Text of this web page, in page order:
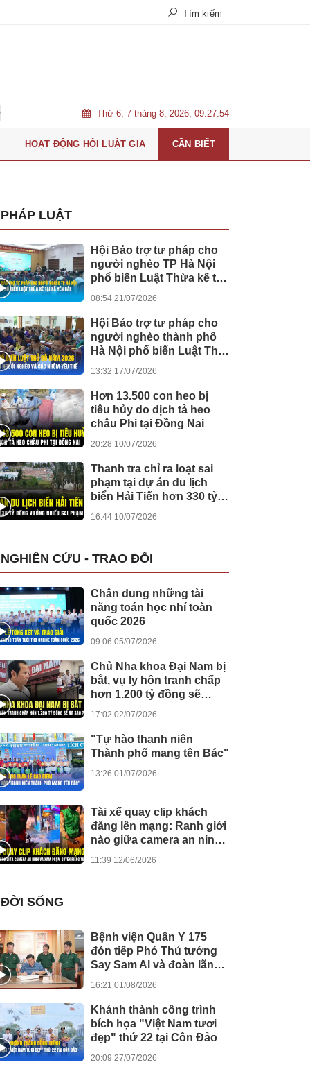
Tìm kiếm
miễn phí cho người dân Chân dung Tân Tổng Biên tập Tạp
Thứ 6, 7 tháng 8, 2026, 09:27:56
HOẠT ĐỘNG HỘI LUẬT GIA CẦN BIẾT
PHÁP LUẬT
Hội Bảo trợ tư pháp cho
người nghèo TP Hà Nội
phổ biến Luật Thừa kế tại
08:54 21/07/2026
Hội Bảo trợ tư pháp cho
người nghèo thành phố
Hà Nội phổ biến Luật Thủ
13:32 17/07/2026
Hơn 13.500 con heo bị
tiêu hủy do dịch tả heo
châu Phi tại Đồng Nai
20:28 10/07/2026
Thanh tra chỉ ra loạt sai
phạm tại dự án du lịch
biển Hải Tiến hơn 330 tỷ
16:44 10/07/2026
NGHIÊN CỨU - TRAO ĐỔI
Chân dung những tài
năng toán học nhí toàn
quốc 2026
09:06 05/07/2026
Chủ Nha khoa Đại Nam bị
bắt, vụ ly hôn tranh chấp
hơn 1.200 tỷ đồng sẽ
17:02 02/07/2026
"Tự hào thanh niên
Thành phố mang tên Bác"
13:26 01/07/2026
Tài xế quay clip khách
đăng lên mạng: Ranh giới
nào giữa camera an ninh
11:39 12/06/2026
ĐỜI SỐNG
Bệnh viện Quân Y 175
đón tiếp Phó Thủ tướng
Say Sam Al và đoàn lãnh
16:21 01/08/2026
Khánh thành công trình
bích họa "Việt Nam tươi
đẹp" thứ 22 tại Côn Đảo
20:09 27/07/2026